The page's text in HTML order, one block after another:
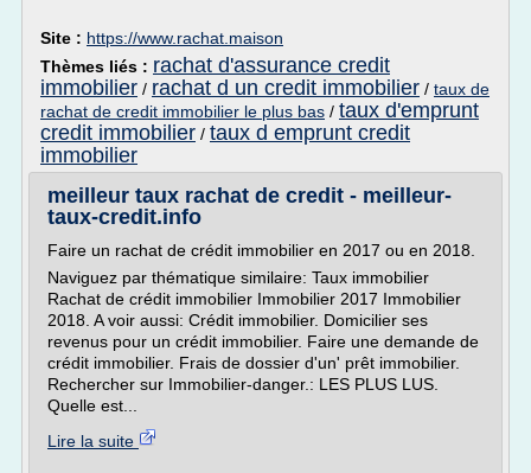
Site : https://www.rachat.maison
Thèmes liés : rachat d'assurance credit
immobilier / rachat d un credit immobilier / taux de
rachat de credit immobilier le plus bas / taux d'emprunt
credit immobilier / taux d emprunt credit
immobilier
meilleur taux rachat de credit - meilleur-
taux-credit.info
Faire un rachat de crédit immobilier en 2017 ou en 2018.
Naviguez par thématique similaire: Taux immobilier
Rachat de crédit immobilier Immobilier 2017 Immobilier
2018. A voir aussi: Crédit immobilier. Domicilier ses
revenus pour un crédit immobilier. Faire une demande de
crédit immobilier. Frais de dossier d'un' prêt immobilier.
Rechercher sur Immobilier-danger.: LES PLUS LUS.
Quelle est...
Lire la suite